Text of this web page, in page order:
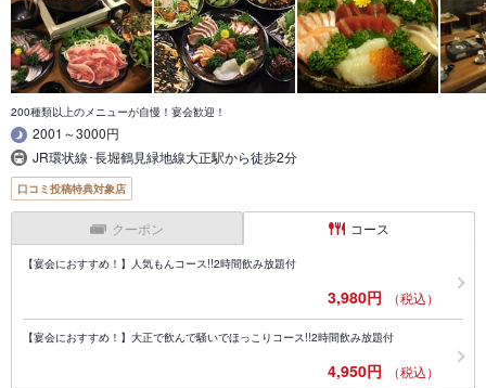
200種類以上のメニューが自慢！宴会歓迎！
2001～3000円
JR環状線･長堀鶴見緑地線大正駅から徒歩2分
口コミ投稿特典対象店
クーポン コース
【宴会におすすめ！】人気もんコース!!2時間飲み放題付
3,980円 （税込）
【宴会におすすめ！】大正で飲んで騒いでほっこりコース!!2時間飲み放題付
4,950円 （税込）